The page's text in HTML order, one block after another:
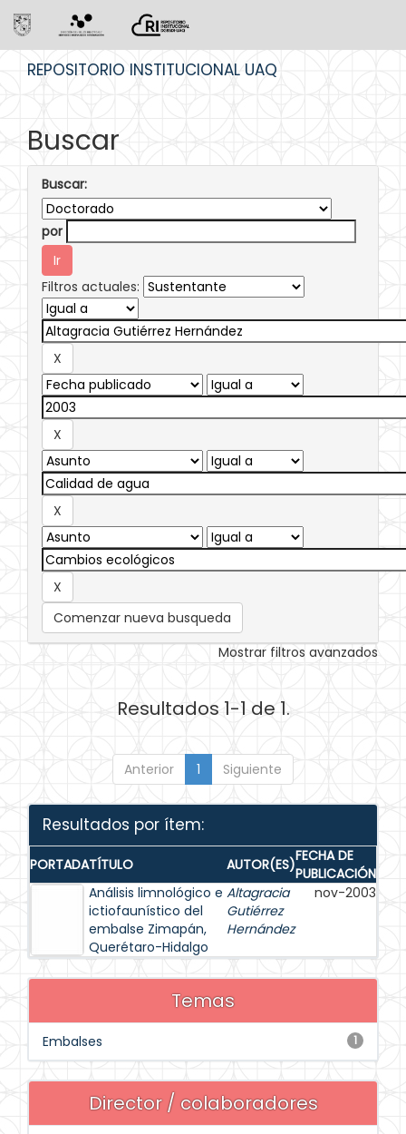
REPOSITORIO INSTITUCIONAL UAQ
Buscar
Buscar:
por
Filtros actuales:
Comenzar nueva busqueda
Mostrar filtros avanzados
Resultados 1-1 de 1.
Anterior 1 Siguiente
Resultados por ítem:
PORTADATÍTULO AUTOR(ES)FECHA DE
PUBLICACIÓN
Análisis limnológico e
ictiofaunístico del
embalse Zimapán,
Querétaro-Hidalgo
Altagracia
Gutiérrez
Hernández
nov-2003
Temas
1
Embalses
Director / colaboradores